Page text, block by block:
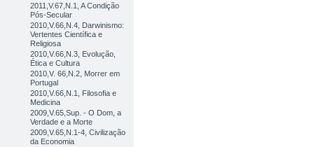
2011,V.67,N.1, A Condição
Pós-Secular
2010,V.66,N.4, Darwinismo:
Vertentes Científica e
Religiosa
2010,V.66,N.3, Evolução,
Ética e Cultura
2010,V. 66,N.2, Morrer em
Portugal
2010,V.66,N.1, Filosofia e
Medicina
2009,V.65,Sup. - O Dom, a
Verdade e a Morte
2009,V.65,N.1-4, Civilização
da Economia